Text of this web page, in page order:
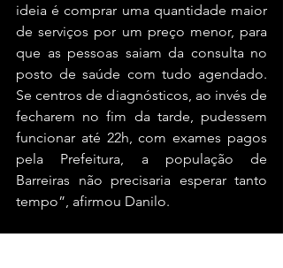
ideia é comprar uma quantidade maior
de serviços por um preço menor, para
que as pessoas saiam da consulta no
posto de saúde com tudo agendado.
Se centros de diagnósticos, ao invés de
fecharem no fim da tarde, pudessem
funcionar até 22h, com exames pagos
pela Prefeitura, a população de
Barreiras não precisaria esperar tanto
tempo”, afirmou Danilo.